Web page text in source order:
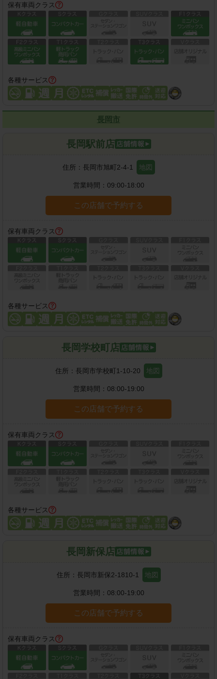
保有車両クラス
各種サービス
長岡市
長岡駅前店
住所： 長岡市旭町2-4-1 地図
営業時間： 09:00-18:00
この店舗で予約する
保有車両クラス
各種サービス
長岡学校町店
住所： 長岡市学校町1-10-20 地図
営業時間： 08:00-19:00
この店舗で予約する
保有車両クラス
各種サービス
長岡新保店
住所： 長岡市新保2-1810-1 地図
営業時間： 08:00-19:00
この店舗で予約する
保有車両クラス